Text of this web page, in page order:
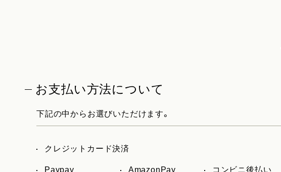
お支払い方法について
下記の中からお選びいただけます。
クレジットカード決済
Paypay AmazonPay コンビニ後払い